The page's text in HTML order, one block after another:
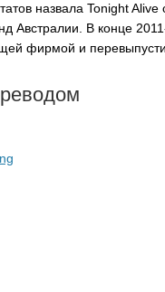
назвала TonightAlive
Австралии. В конце
фирмой и